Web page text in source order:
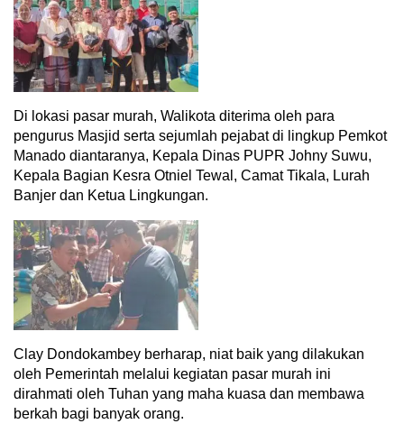
Di lokasi pasar murah, Walikota diterima oleh para
pengurus Masjid serta sejumlah pejabat di lingkup Pemkot
Manado diantaranya, Kepala Dinas PUPR Johny Suwu,
Kepala Bagian Kesra Otniel Tewal, Camat Tikala, Lurah
Banjer dan Ketua Lingkungan.
Clay Dondokambey berharap, niat baik yang dilakukan
oleh Pemerintah melalui kegiatan pasar murah ini
dirahmati oleh Tuhan yang maha kuasa dan membawa
berkah bagi banyak orang.